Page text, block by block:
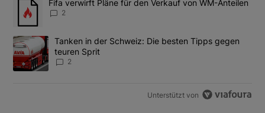
Ein Trendartikel mit dem Titel "Fifa verwirft Pläne für den
Fifa verwirft Pläne für den Verkauf von WM-Anteilen
2
Ein Trendartikel mit dem Titel "Tanken in der Schweiz: Die
Tanken in der Schweiz: Die besten Tipps gegen
teuren Sprit
2
Unterstützt von